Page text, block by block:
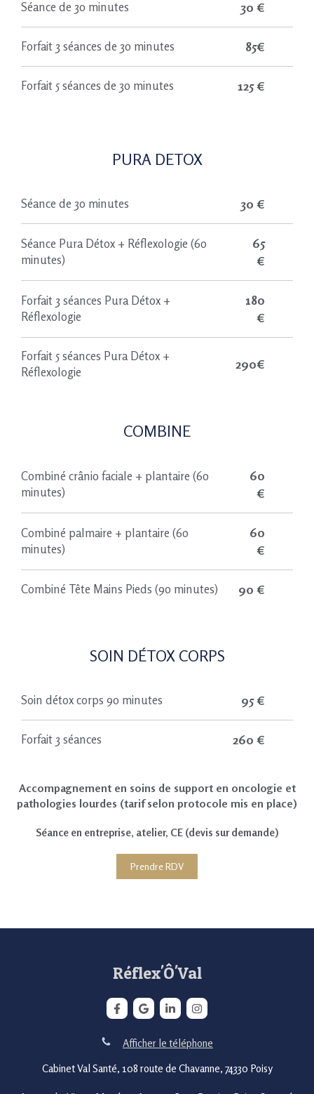
Séance de 30 minutes 30 €
Forfait 3 séances de 30 minutes 85€
Forfait 5 séances de 30 minutes 125 €
PURA DETOX
Séance de 30 minutes 30 €
Séance Pura Détox + Réflexologie (60
minutes)
65
€
Forfait 3 séances Pura Détox +
Réflexologie
180
€
Forfait 5 séances Pura Détox +
Réflexologie
290€
COMBINE
Combiné crânio faciale + plantaire (60
minutes)
60
€
Combiné palmaire + plantaire (60
minutes)
60
€
Combiné Tête Mains Pieds (90 minutes) 90 €
SOIN DÉTOX CORPS
Soin détox corps 90 minutes 95 €
Forfait 3 séances 260 €
Accompagnement en soins de support en oncologie et
pathologies lourdes (tarif selon protocole mis en place)
Séance en entreprise, atelier, CE (devis sur demande)
Prendre RDV
Réflex'Ô'Val
Afficher le téléphone
Cabinet Val Santé, 108 route de Chavanne, 74330 Poisy